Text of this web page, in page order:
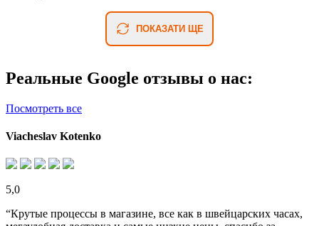
ПОКАЗАТИ ЩЕ
Реальные Google отзывы о нас:
Посмотреть все
Viacheslav Kotenko
5,0
“Крутые процессы в магазине, все как в швейцарских часах,